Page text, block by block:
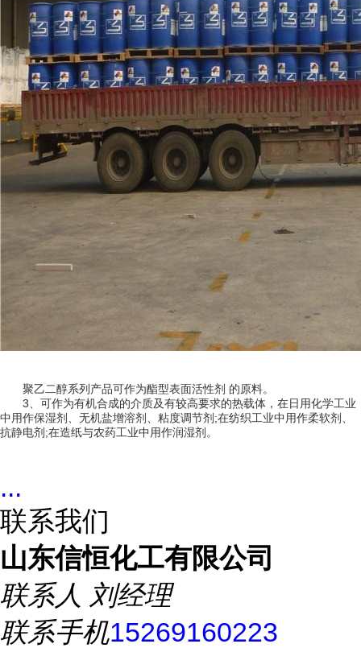
聚乙二醇系列产品可作为酯型表面活性剂 的原料。
3、可作为有机合成的介质及有较高要求的热载体，在日用化学工业
中用作保湿剂、无机盐增溶剂、粘度调节剂;在纺织工业中用作柔软剂、
抗静电剂;在造纸与农药工业中用作润湿剂。
...
联系我们
山东信恒化工有限公司
联系人 刘经理
联系手机15269160223